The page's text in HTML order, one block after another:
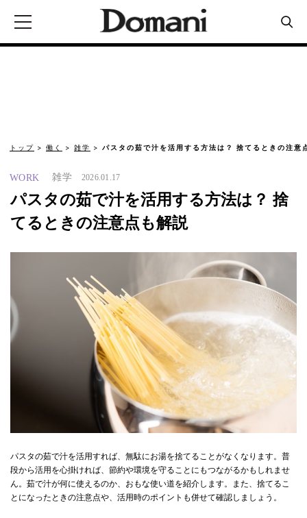
トップ 働く 雑学 パスタの茹で汁を活用する方法は？ 捨てるときの注意
WORK 雑学 2026.01.17
パスタの茹で汁を活用する方法は？ 捨
てるときの注意点も解説
パスタの茹で汁を活用すれば、無駄にお湯を捨てることがなくなります。普
段から活用を心掛ければ、節約や環境を守ることにもつながるかもしれませ
ん。茹で汁が何に使えるのか、おもな使い道を紹介します。また、捨てるこ
とになったときの注意点や、活用時のポイントも併せて確認しましょう。